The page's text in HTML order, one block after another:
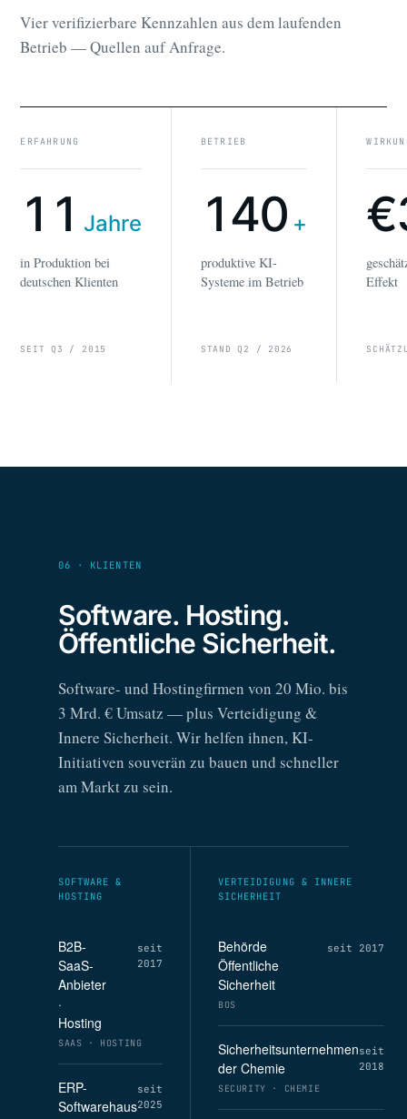
Vier verifizierbare Kennzahlen aus dem laufenden
Betrieb — Quellen auf Anfrage.
ERFAHRUNG
11 Jahre
in Produktion bei
deutschen Klienten
SEIT Q3 / 2015
BETRIEB
140 +
produktive KI-
Systeme im Betrieb
STAND Q2 / 2026
Effekt
06 · KLIENTEN
Software. Hosting.
Öffentliche Sicherheit.
Software- und Hostingfirmen von 20 Mio. bis
3 Mrd. € Umsatz — plus Verteidigung &
Innere Sicherheit. Wir helfen ihnen, KI-
Initiativen souverän zu bauen und schneller
am Markt zu sein.
SOFTWARE &
HOSTING
B2B-
SaaS-
Anbieter
·
Hosting
seit
2017
SAAS · HOSTING
ERP-
Softwarehaus
seit
2025
VERTEIDIGUNG & INNERE
SICHERHEIT
Behörde
Öffentliche
Sicherheit
seit 2017
BOS
Sicherheitsunternehmen
der Chemie
seit
2018
SECURITY · CHEMIE